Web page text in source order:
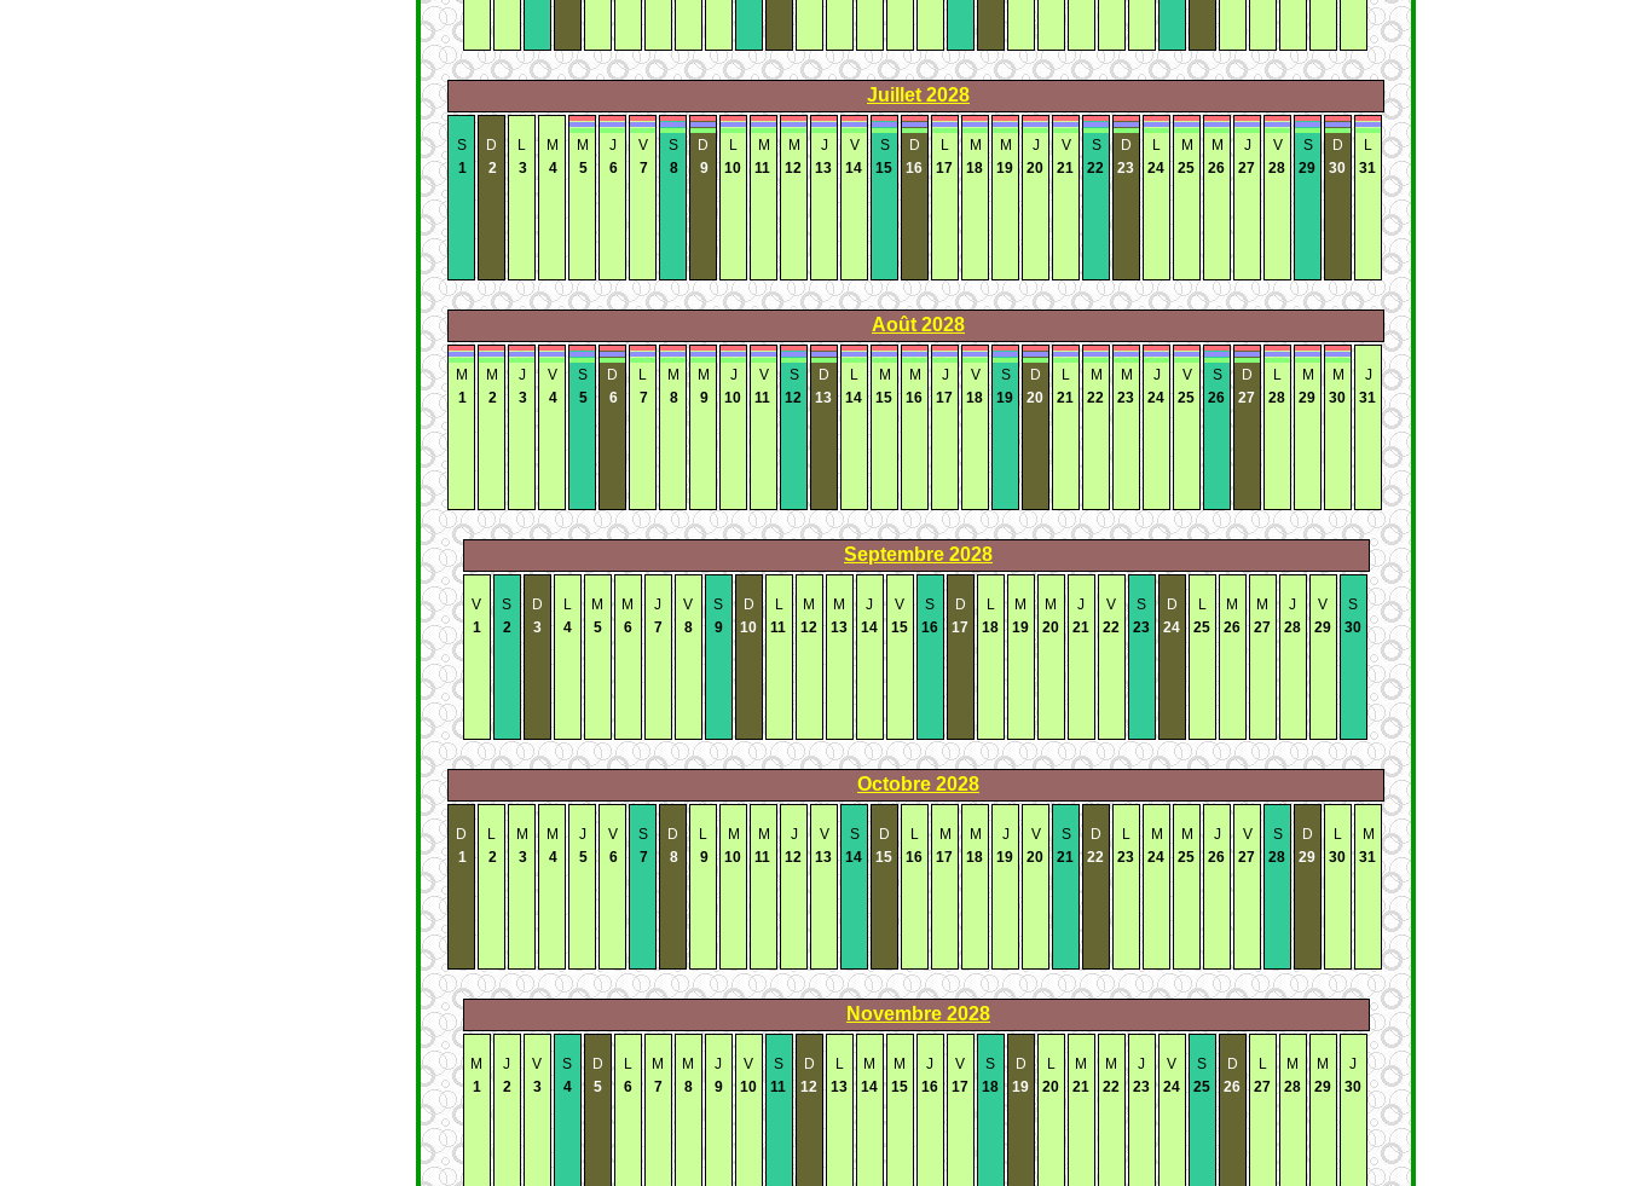
Juillet 2028
S
1
D
2
L
3
M
4
M
5
J
6
V
7
S
8
D
9
L
10
M
11
M
12
J
13
V
14
S
15
D
16
L
17
M
18
M
19
J
20
V
21
S
22
D
23
L
24
M
25
M
26
J
27
V
28
S
29
D
30
L
31
Août 2028
M
1
M
2
J
3
V
4
S
5
D
6
L
7
M
8
M
9
J
10
V
11
S
12
D
13
L
14
M
15
M
16
J
17
V
18
S
19
D
20
L
21
M
22
M
23
J
24
V
25
S
26
D
27
L
28
M
29
M
30
J
31
Septembre 2028
V
1
S
2
D
3
L
4
M
5
M
6
J
7
V
8
S
9
D
10
L
11
M
12
M
13
J
14
V
15
S
16
D
17
L
18
M
19
M
20
J
21
V
22
S
23
D
24
L
25
M
26
M
27
J
28
V
29
S
30
Octobre 2028
D
1
L
2
M
3
M
4
J
5
V
6
S
7
D
8
L
9
M
10
M
11
J
12
V
13
S
14
D
15
L
16
M
17
M
18
J
19
V
20
S
21
D
22
L
23
M
24
M
25
J
26
V
27
S
28
D
29
L
30
M
31
Novembre 2028
M
1
J
2
V
3
S
4
D
5
L
6
M
7
M
8
J
9
V
10
S
11
D
12
L
13
M
14
M
15
J
16
V
17
S
18
D
19
L
20
M
21
M
22
J
23
V
24
S
25
D
26
L
27
M
28
M
29
J
30